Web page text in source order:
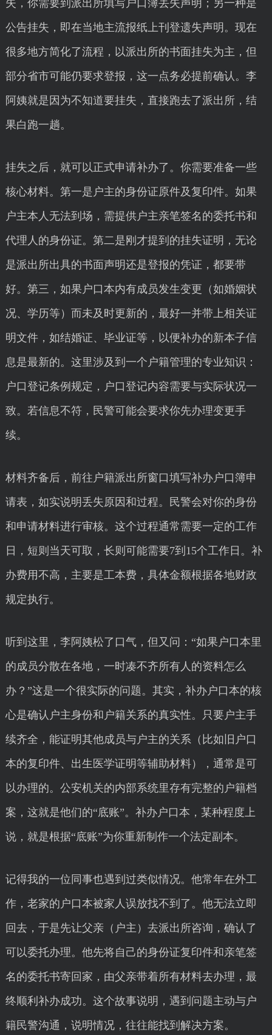
失，你需要到派出所填写户口簿丢失声明；另一种是
公告挂失，即在当地主流报纸上刊登遗失声明。现在
很多地方简化了流程，以派出所的书面挂失为主，但
部分省市可能仍要求登报，这一点务必提前确认。李
阿姨就是因为不知道要挂失，直接跑去了派出所，结
果白跑一趟。
挂失之后，就可以正式申请补办了。你需要准备一些
核心材料。第一是户主的身份证原件及复印件。如果
户主本人无法到场，需提供户主亲笔签名的委托书和
代理人的身份证。第二是刚才提到的挂失证明，无论
是派出所出具的书面声明还是登报的凭证，都要带
好。第三，如果户口本内有成员发生变更（如婚姻状
况、学历等）而未及时更新的，最好一并带上相关证
明文件，如结婚证、毕业证等，以便补办的新本子信
息是最新的。这里涉及到一个户籍管理的专业知识：
户口登记条例规定，户口登记内容需要与实际状况一
致。若信息不符，民警可能会要求你先办理变更手
续。
材料齐备后，前往户籍派出所窗口填写补办户口簿申
请表，如实说明丢失原因和过程。民警会对你的身份
和申请材料进行审核。这个过程通常需要一定的工作
日，短则当天可取，长则可能需要7到15个工作日。补
办费用不高，主要是工本费，具体金额根据各地财政
规定执行。
听到这里，李阿姨松了口气，但又问：“如果户口本里
的成员分散在各地，一时凑不齐所有人的资料怎么
办？”这是一个很实际的问题。其实，补办户口本的核
心是确认户主身份和户籍关系的真实性。只要户主手
续齐全，能证明其他成员与户主的关系（比如旧户口
本的复印件、出生医学证明等辅助材料），通常是可
以办理的。公安机关的内部系统里存有完整的户籍档
案，这就是他们的“底账”。补办户口本，某种程度上
说，就是根据“底账”为你重新制作一个法定副本。
记得我的一位同事也遇到过类似情况。他常年在外工
作，老家的户口本被家人误放找不到了。他无法立即
回去，于是先让父亲（户主）去派出所咨询，确认了
可以委托办理。他先将自己的身份证复印件和亲笔签
名的委托书寄回家，由父亲带着所有材料去办理，最
终顺利补办成功。这个故事说明，遇到问题主动与户
籍民警沟通，说明情况，往往能找到解决方案。